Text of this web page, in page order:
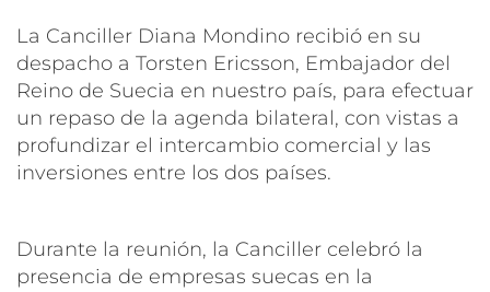
La Canciller Diana Mondino recibió en su
despacho a Torsten Ericsson, Embajador del
Reino de Suecia en nuestro país, para efectuar
un repaso de la agenda bilateral, con vistas a
profundizar el intercambio comercial y las
inversiones entre los dos países.
Durante la reunión, la Canciller celebró la
presencia de empresas suecas en la